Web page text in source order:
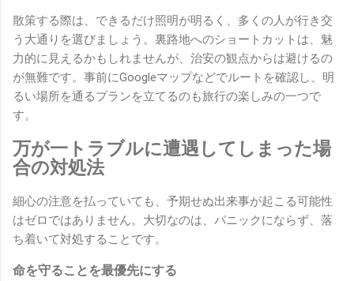
散策する際は、できるだけ照明が明るく、多くの人が行き交
う大通りを選びましょう。裏路地へのショートカットは、魅
力的に見えるかもしれませんが、治安の観点からは避けるの
が無難です。事前にGoogleマップなどでルートを確認し、明
るい場所を通るプランを立てるのも旅行の楽しみの一つで
す。
万が一トラブルに遭遇してしまった場
合の対処法
細心の注意を払っていても、予期せぬ出来事が起こる可能性
はゼロではありません。大切なのは、パニックにならず、落
ち着いて対処することです。
命を守ることを最優先にする